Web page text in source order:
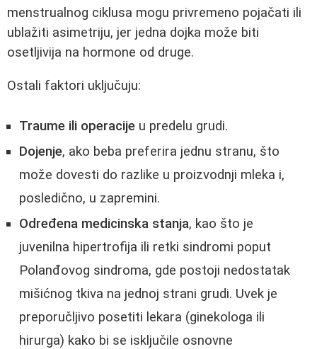
menstrualnog ciklusa mogu privremeno pojačati ili
ublažiti asimetriju, jer jedna dojka može biti
osetljivija na hormone od druge.
Ostali faktori uključuju:
Traume ili operacije u predelu grudi.
Dojenje, ako beba preferira jednu stranu, što
može dovesti do razlike u proizvodnji mleka i,
posledično, u zapremini.
Određena medicinska stanja, kao što je
juvenilna hipertrofija ili retki sindromi poput
Polanđovog sindroma, gde postoji nedostatak
mišićnog tkiva na jednoj strani grudi. Uvek je
preporučljivo posetiti lekara (ginekologa ili
hirurga) kako bi se isključile osnovne